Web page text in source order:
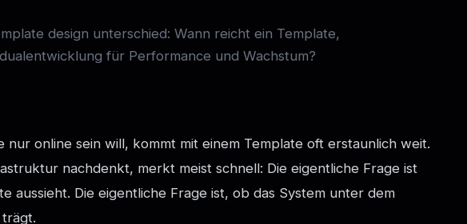
design unterschied: Wann reicht ein Template,
für Performance und Wachstum?
nur online sein will, kommt mit einem Template oft erstaunlich weit.
nachdenkt, merkt meist schnell: Die eigentliche Frage ist
aussieht. Die eigentliche Frage ist, ob das System unter dem
trägt.